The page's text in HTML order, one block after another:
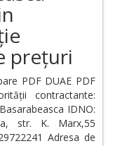
prețuri
PDF DUAE PDF
contractante:
IDNO:
str. K. Marx,55
Adresa de